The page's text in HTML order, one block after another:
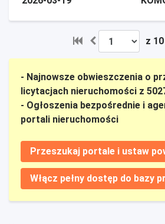
z 10
- Najnowsze obwieszczenia o
licytacjach nieruchomości z
- Ogłoszenia bezpośrednie i
portali nieruchomości
Przeszukaj portale i ustaw
Włącz pełny dostęp do bazy